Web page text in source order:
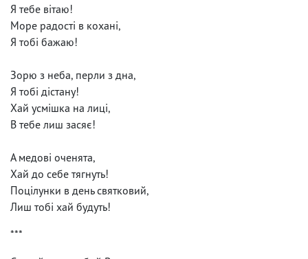
Я тебе вітаю!
Море радості в кохані,
Я тобі бажаю!
Зорю з неба, перли з дна,
Я тобі дістану!
Хай усмішка на лиці,
В тебе лиш засяє!
А медові оченята,
Хай до себе тягнуть!
Поцілунки в день святковий,
Лиш тобі хай будуть!
***